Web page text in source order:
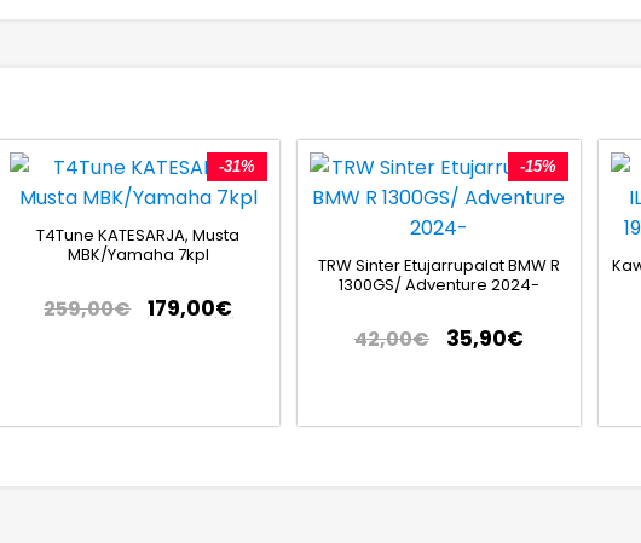
-31%
T4Tune KATESARJA, Musta
MBK/Yamaha 7kpl
259,00€ 179,00€
-15%
TRW Sinter Etujarrupalat BMW R
1300GS/ Adventure 2024-
42,00€ 35,90€